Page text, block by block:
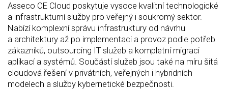
Asseco CE Cloud poskytuje vysoce kvalitní technologické
a infrastrukturní služby pro veřejný i soukromý sektor.
Nabízí komplexní správu infrastruktury od návrhu
a architektury až po implementaci a provoz podle potřeb
zákazníků, outsourcing IT služeb a kompletní migraci
aplikací a systémů. Součástí služeb jsou také na míru šitá
cloudová řešení v privátních, veřejných i hybridních
modelech a služby kybernetické bezpečnosti.